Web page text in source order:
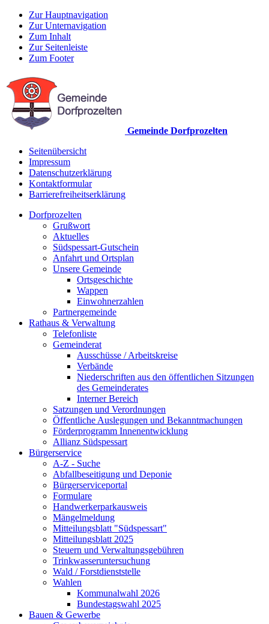
Zur Hauptnavigation
Zur Unternavigation
Zum Inhalt
Zur Seitenleiste
Zum Footer
Gemeinde Dorfprozelten
Seitenübersicht
Impressum
Datenschutzerklärung
Kontaktformular
Barrierefreiheitserklärung
Dorfprozelten
Grußwort
Aktuelles
Südspessart-Gutschein
Anfahrt und Ortsplan
Unsere Gemeinde
Ortsgeschichte
Wappen
Einwohnerzahlen
Partnergemeinde
Rathaus & Verwaltung
Telefonliste
Gemeinderat
Ausschüsse / Arbeitskreise
Verbände
Niederschriften aus den öffentlichen Sitzungen
des Gemeinderates
Interner Bereich
Satzungen und Verordnungen
Öffentliche Auslegungen und Bekanntmachungen
Förderprogramm Innenentwicklung
Allianz Südspessart
Bürgerservice
A-Z - Suche
Abfallbeseitigung und Deponie
Bürgerserviceportal
Formulare
Handwerkerparkausweis
Mängelmeldung
Mitteilungsblatt "Südspessart"
Mitteilungsblatt 2025
Steuern und Verwaltungsgebühren
Trinkwasseruntersuchung
Wald / Forstdienststelle
Wahlen
Kommunalwahl 2026
Bundestagswahl 2025
Bauen & Gewerbe